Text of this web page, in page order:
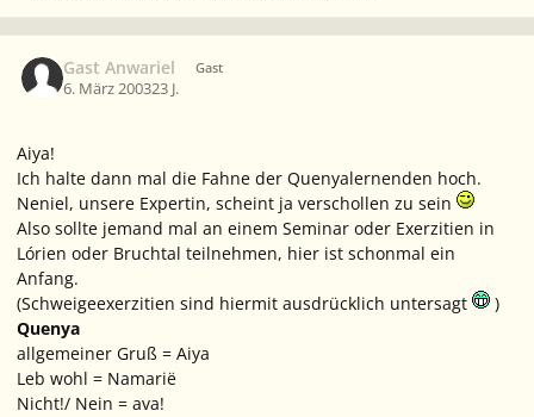
Gast Anwariel Gast
6. März 200323 J.
Aiya!
Ich halte dann mal die Fahne der Quenyalernenden hoch.
Neniel, unsere Expertin, scheint ja verschollen zu sein
Also sollte jemand mal an einem Seminar oder Exerzitien in
Lórien oder Bruchtal teilnehmen, hier ist schonmal ein
Anfang.
(Schweigeexerzitien sind hiermit ausdrücklich untersagt
)
Quenya
allgemeiner Gruß = Aiya
Leb wohl = Namarië
Nicht!/ Nein = ava!